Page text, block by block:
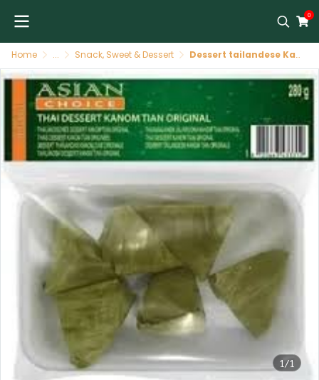
0
Home ... Snack, Sweet & Dessert Dessert tailandese Kanom Tian originale ASIAN CHOICE 30 X 280 G
1/1